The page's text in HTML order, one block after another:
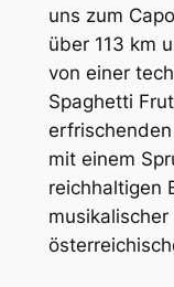
uns zum
über 113 km
von einer
Spaghetti
mit einem
reichhaltigen